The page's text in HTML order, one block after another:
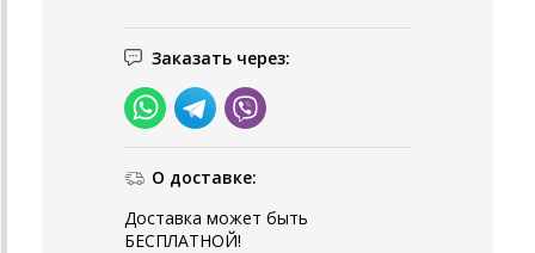
Заказать через:
О доставке:
Доставка может быть
БЕСПЛАТНОЙ!